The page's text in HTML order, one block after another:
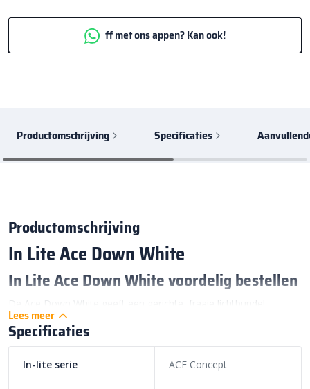
ff met ons appen? Kan ook!
Productomschrijving Specificaties
Productomschrijving
In Lite Ace Down White
In Lite Ace Down White voordelig bestellen
De Ace Down White geeft een gerichte, fraaie lichtbundel.
Wandlamp buiten 12 volt
ACE DOWN 12V
Wandarmatuur ACE DOWN WHITE geeft een gerichte bundel licht
Lees meer
Specificaties
In-lite serie ACE Concept